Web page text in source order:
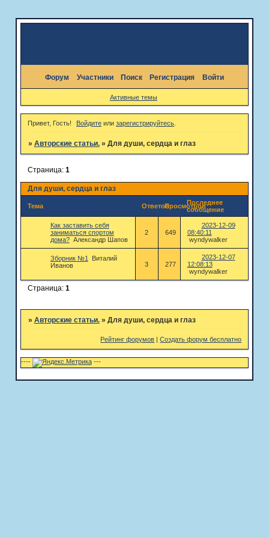
Форум Участники Поиск Регистрация Войти
Активные темы
Привет, Гость! Войдите илизарегистрируйтесь
» Авторские статьи. » Для души, сердца и глаз
Для души, сердца и глаз
Страница: 1
Тема ОтветовПросмотровПоследнее
сообщение
Как заставить себя
заниматься спортом
дома? Александр Шапов
2 649
2023-12-09
08:40:11
wyndywalker
Зборник №1
Виталий
Иванов
3 277
2023-12-07
12:08:13
wyndywalker
Страница: 1
» Авторские статьи. » Для души, сердца и глаз
Рейтинг форумов |Создать форум бесплатно
---- ---